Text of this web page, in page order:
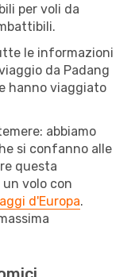
per voli da
le informazioni
da Padang
hanno viaggiato
abbiamo
si confanno alle
questa
volo con
d'Europa.